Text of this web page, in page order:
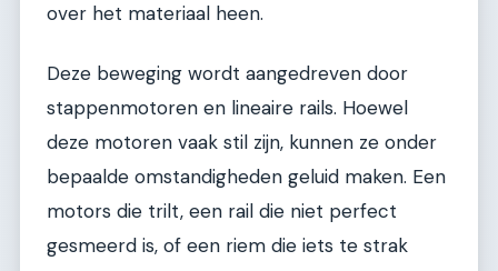
over het materiaal heen.
Deze beweging wordt aangedreven door
stappenmotoren en lineaire rails. Hoewel
deze motoren vaak stil zijn, kunnen ze onder
bepaalde omstandigheden geluid maken. Een
motors die trilt, een rail die niet perfect
gesmeerd is, of een riem die iets te strak